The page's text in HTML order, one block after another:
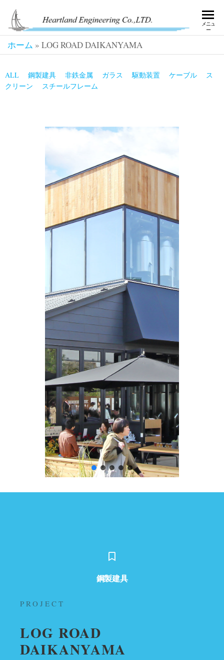
好奇
心
で、
てい
メニュ
ー
ホーム » LOG ROAD DAIKANYAMA
ALL 鋼製建具 非鉄金属 ガラス 駆動装置 ケーブル
ス
クリーン
スチールフレーム
鋼製建具
PROJECT
LOG ROAD
DAIKANYAMA